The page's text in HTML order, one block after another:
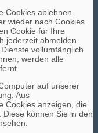
Cookies ablehnen
wieder nach Cookies
Cookie für Ihre
jederzeit abmelden
vollumfänglich
werden alle
auf unserer
Aus
Cookies anzeigen, die
können Sie in den